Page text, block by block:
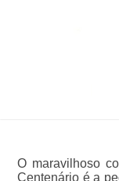
O maravilhoso
Centenário é a